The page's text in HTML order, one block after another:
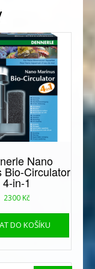
Nano
Bio-Circulator
4-in-1
2300 Kč
DO KOŠÍKU